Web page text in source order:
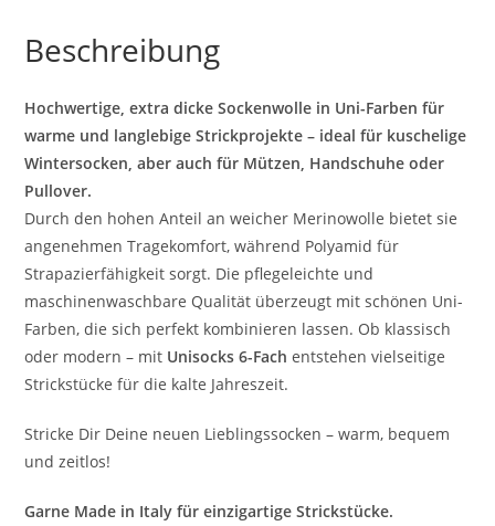
Beschreibung
Hochwertige, extra dicke Sockenwolle in Uni-Farben für
warme und langlebige Strickprojekte – ideal für kuschelige
Wintersocken, aber auch für Mützen, Handschuhe oder
Pullover.
Durch den hohen Anteil an weicher Merinowolle bietet sie
angenehmen Tragekomfort, während Polyamid für
Strapazierfähigkeit sorgt. Die pflegeleichte und
maschinenwaschbare Qualität überzeugt mit schönen Uni-
Farben, die sich perfekt kombinieren lassen. Ob klassisch
oder modern – mit Unisocks 6-Fach entstehen vielseitige
Strickstücke für die kalte Jahreszeit.
Stricke Dir Deine neuen Lieblingssocken – warm, bequem
und zeitlos!
Garne Made in Italy für einzigartige Strickstücke.